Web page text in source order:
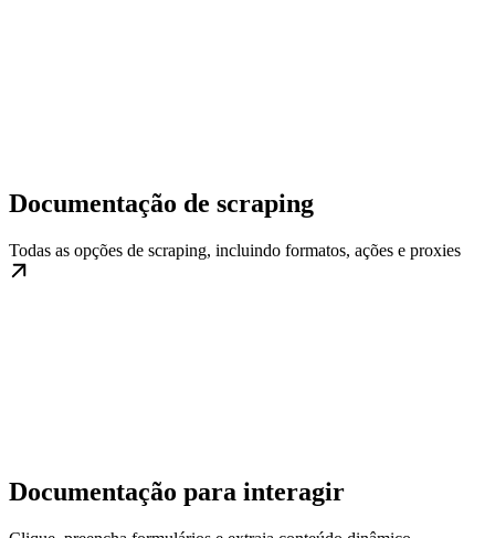
Documentação de scraping
Todas as opções de scraping, incluindo formatos, ações e proxies
Documentação para interagir